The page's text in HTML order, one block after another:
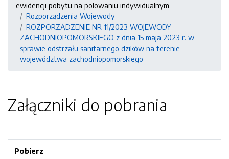
ewidencji pobytu na polowaniu indywidualnym
Rozporządzenia Wojewody
ROZPORZĄDZENIE NR 11/2023 WOJEWODY
ZACHODNIOPOMORSKIEGO z dnia 15 maja 2023 r. w
sprawie odstrzału sanitarnego dzików na terenie
województwa zachodniopomorskiego
Załączniki do pobrania
Pobierz